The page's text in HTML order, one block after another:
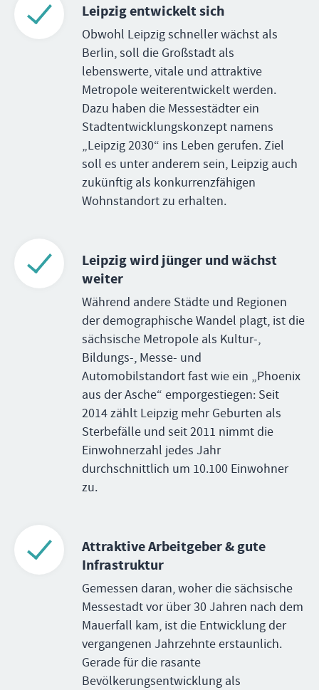
Leipzig entwickelt sich
Obwohl Leipzig schneller wächst als
Berlin, soll die Großstadt als
lebenswerte, vitale und attraktive
Metropole weiterentwickelt werden.
Dazu haben die Messestädter ein
Stadtentwicklungskonzept namens
„Leipzig 2030“ ins Leben gerufen. Ziel
soll es unter anderem sein, Leipzig auch
zukünftig als konkurrenzfähigen
Wohnstandort zu erhalten.
Leipzig wird jünger und wächst
weiter
Während andere Städte und Regionen
der demographische Wandel plagt, ist die
sächsische Metropole als Kultur-,
Bildungs-, Messe- und
Automobilstandort fast wie ein „Phoenix
aus der Asche“ emporgestiegen: Seit
2014 zählt Leipzig mehr Geburten als
Sterbefälle und seit 2011 nimmt die
Einwohnerzahl jedes Jahr
durchschnittlich um 10.100 Einwohner
zu.
Attraktive Arbeitgeber & gute
Infrastruktur
Gemessen daran, woher die sächsische
Messestadt vor über 30 Jahren nach dem
Mauerfall kam, ist die Entwicklung der
vergangenen Jahrzehnte erstaunlich.
Gerade für die rasante
Bevölkerungsentwicklung als